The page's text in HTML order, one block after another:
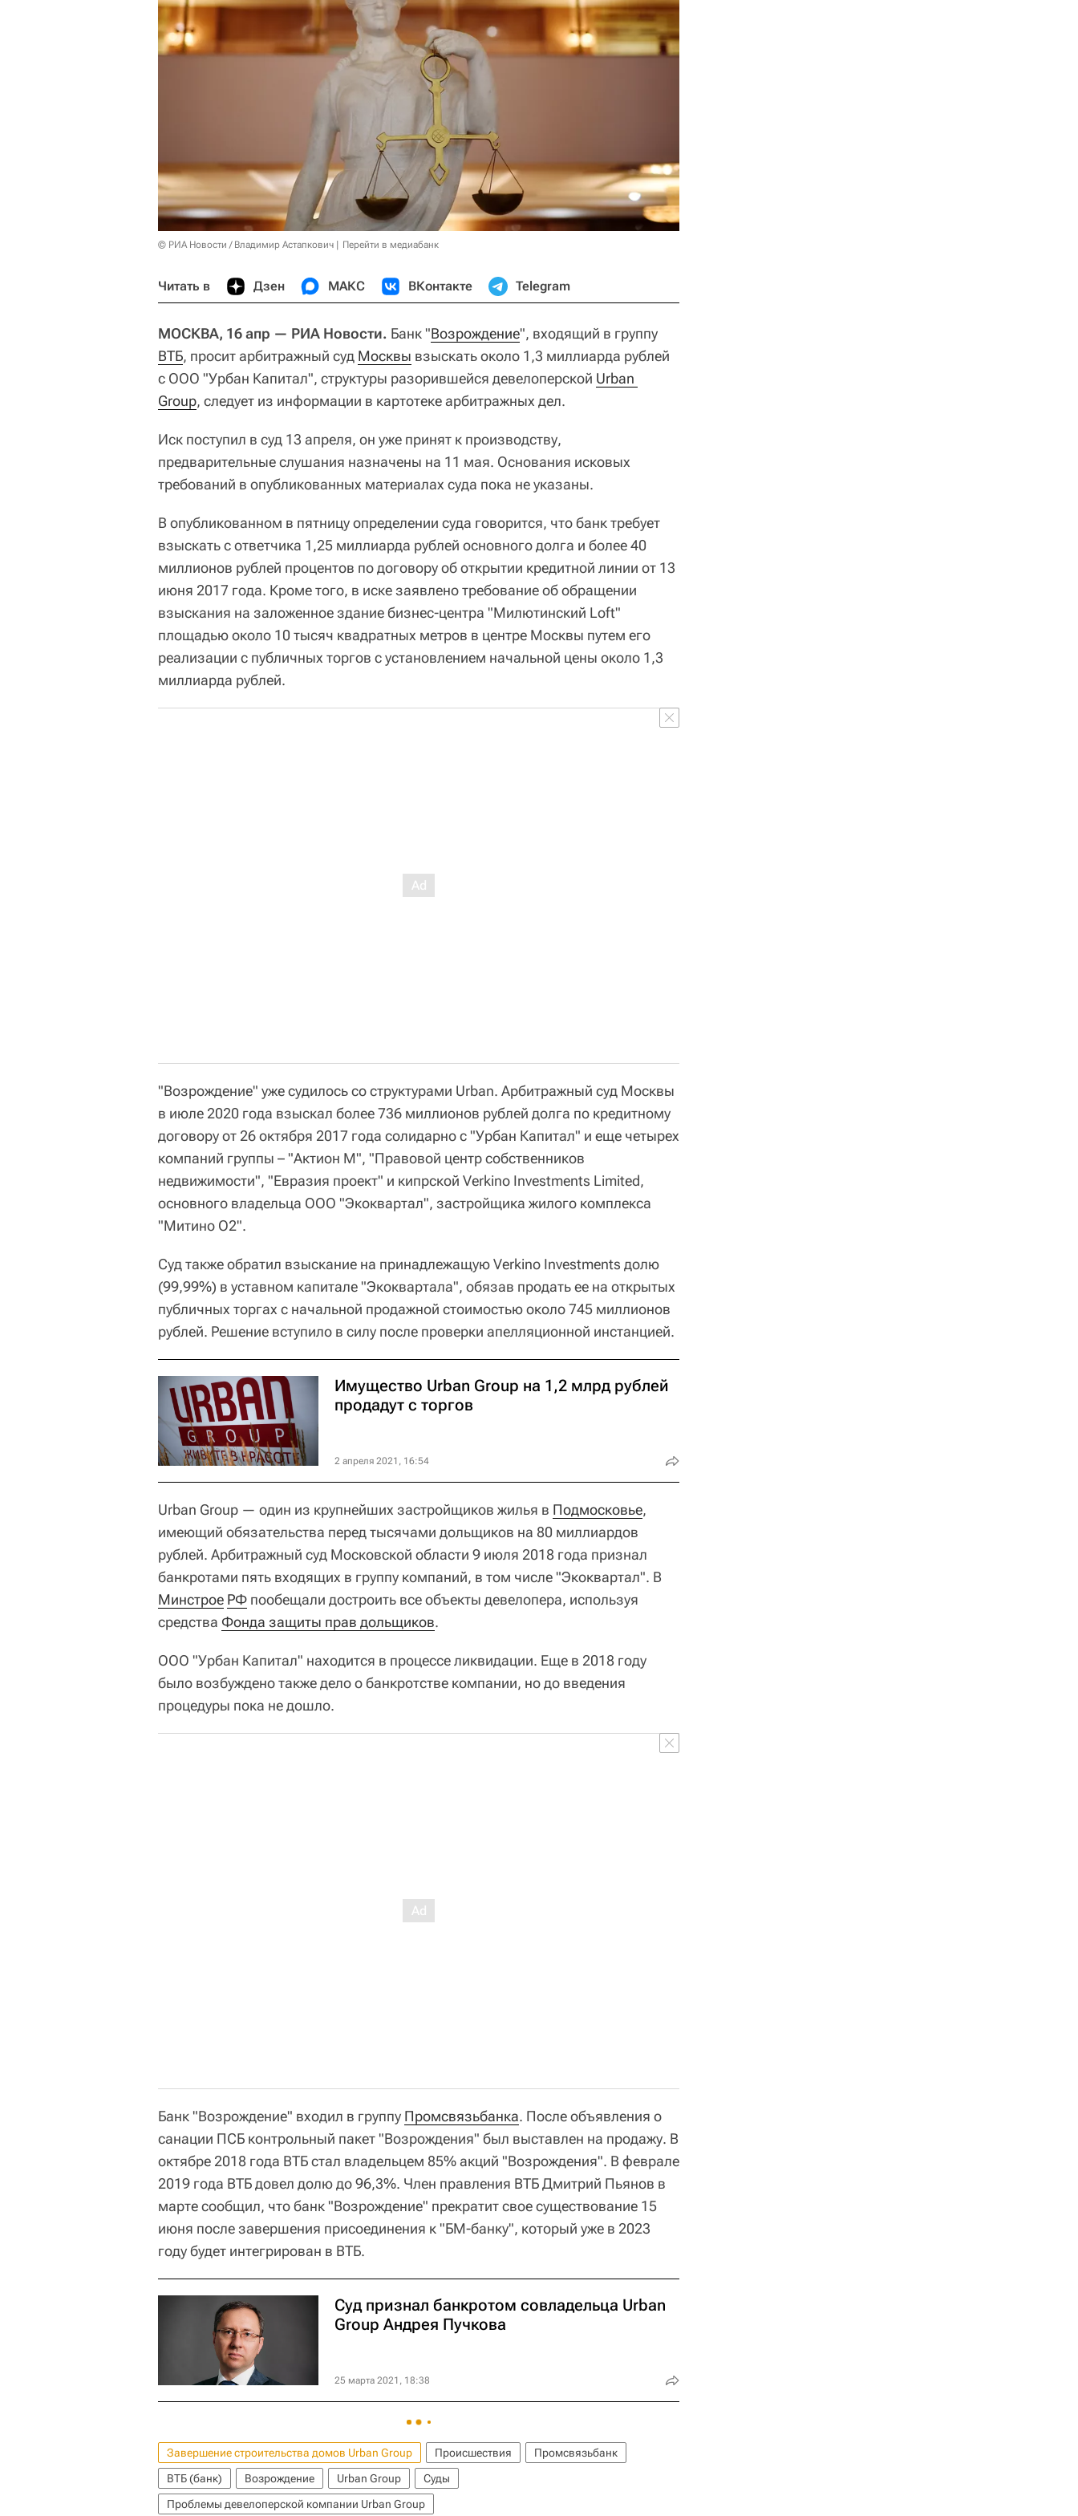
© РИА Новости / Владимир Астапкович Перейти в медиабанк
Читать в Дзен МАКС ВКонтакте Telegram
МОСКВА, 16 апр — РИА Новости. Банк "Возрождение", входящий в группу
ВТБ, просит арбитражный суд Москвы взыскать около 1,3 миллиарда рублей
с ООО "Урбан Капитал", структуры разорившейся девелоперской Urban
Group, следует из информации в картотеке арбитражных дел.
Иск поступил в суд 13 апреля, он уже принят к производству,
предварительные слушания назначены на 11 мая. Основания исковых
требований в опубликованных материалах суда пока не указаны.
В опубликованном в пятницу определении суда говорится, что банк требует
взыскать с ответчика 1,25 миллиарда рублей основного долга и более 40
миллионов рублей процентов по договору об открытии кредитной линии от 13
июня 2017 года. Кроме того, в иске заявлено требование об обращении
взыскания на заложенное здание бизнес-центра "Милютинский Loft"
площадью около 10 тысяч квадратных метров в центре Москвы путем его
реализации с публичных торгов с установлением начальной цены около 1,3
миллиарда рублей.
"Возрождение" уже судилось со структурами Urban. Арбитражный суд Москвы
в июле 2020 года взыскал более 736 миллионов рублей долга по кредитному
договору от 26 октября 2017 года солидарно с "Урбан Капитал" и еще четырех
компаний группы – "Актион М", "Правовой центр собственников
недвижимости", "Евразия проект" и кипрской Verkino Investments Limited,
основного владельца ООО "Экоквартал", застройщика жилого комплекса
"Митино О2".
Суд также обратил взыскание на принадлежащую Verkino Investments долю
(99,99%) в уставном капитале "Экоквартала", обязав продать ее на открытых
публичных торгах с начальной продажной стоимостью около 745 миллионов
рублей. Решение вступило в силу после проверки апелляционной инстанцией.
Имущество Urban Group на 1,2 млрд рублей
продадут с торгов
2 апреля 2021, 16:54
Urban Group — один из крупнейших застройщиков жилья в Подмосковье,
имеющий обязательства перед тысячами дольщиков на 80 миллиардов
рублей. Арбитражный суд Московской области 9 июля 2018 года признал
банкротами пять входящих в группу компаний, в том числе "Экоквартал". В
Минстрое РФ пообещали достроить все объекты девелопера, используя
средства Фонда защиты прав дольщиков.
ООО "Урбан Капитал" находится в процессе ликвидации. Еще в 2018 году
было возбуждено также дело о банкротстве компании, но до введения
процедуры пока не дошло.
Банк "Возрождение" входил в группу Промсвязьбанка. После объявления о
санации ПСБ контрольный пакет "Возрождения" был выставлен на продажу. В
октябре 2018 года ВТБ стал владельцем 85% акций "Возрождения". В феврале
2019 года ВТБ довел долю до 96,3%. Член правления ВТБ Дмитрий Пьянов в
марте сообщил, что банк "Возрождение" прекратит свое существование 15
июня после завершения присоединения к "БМ-банку", который уже в 2023
году будет интегрирован в ВТБ.
Суд признал банкротом совладельца Urban
Group Андрея Пучкова
25 марта 2021, 18:38
Завершение строительства домов Urban Group Происшествия
Промсвязьбанк
ВТБ (банк)
Возрождение Urban Group
Суды
Проблемы девелоперской компании Urban Group